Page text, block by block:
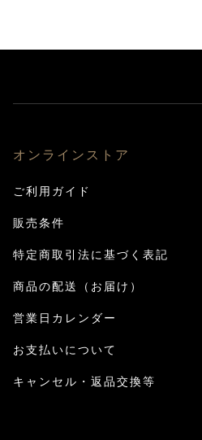
オンラインストア
ご利用ガイド
販売条件
特定商取引法に基づく表記
商品の配送（お届け）
営業日カレンダー
お支払いについて
キャンセル・返品交換等